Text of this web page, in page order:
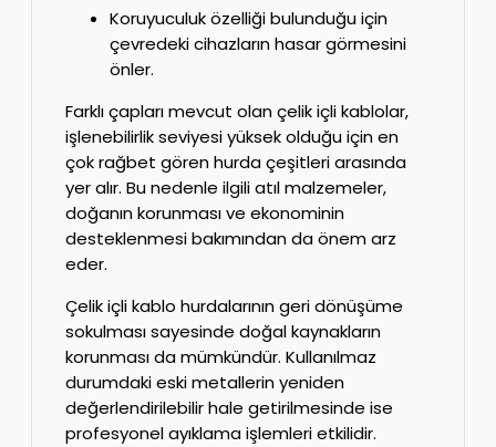
Koruyuculuk özelliği bulunduğu için
çevredeki cihazların hasar görmesini
önler.
Farklı çapları mevcut olan çelik içli kablolar,
işlenebilirlik seviyesi yüksek olduğu için en
çok rağbet gören hurda çeşitleri arasında
yer alır. Bu nedenle ilgili atıl malzemeler,
doğanın korunması ve ekonominin
desteklenmesi bakımından da önem arz
eder.
Çelik içli kablo hurdalarının geri dönüşüme
sokulması sayesinde doğal kaynakların
korunması da mümkündür. Kullanılmaz
durumdaki eski metallerin yeniden
değerlendirilebilir hale getirilmesinde ise
profesyonel ayıklama işlemleri etkilidir.